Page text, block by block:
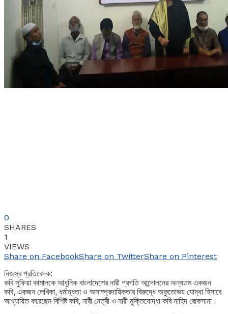
0
SHARES
1
VIEWS
Share on FacebookShare on TwitterShare on Pinterest
নিজস্ব প্রতিবেদক:
কবি সুফিয়া কামালকে আধুনিক বাংলাদেশের নারী প্রগতি আন্দোলনের অন্যতম একজন
কবি, একজন লেখিকা, ধর্মান্ধতা ও অসাম্প্রদায়িকতার বিরুদ্ধে অকুতোভয় যোদ্ধা হিসাবে
আখ্যায়িত করেছেন বিশিষ্ট কবি, নারী নেত্রী ও নারী মুক্তিযোদ্ধা কবি নাহিদ রোকসানা।